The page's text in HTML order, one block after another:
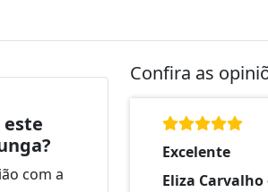
este
com a
Confira as
Excelente
Eliza Carvalho